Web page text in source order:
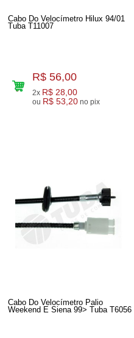
Cabo Do Velocímetro Hilux 94/01
Tuba T11007
R$ 56,00
2x R$ 28,00
ou R$ 53,20 no pix
Cabo Do Velocímetro Palio
Weekend E Siena 99> Tuba T6056